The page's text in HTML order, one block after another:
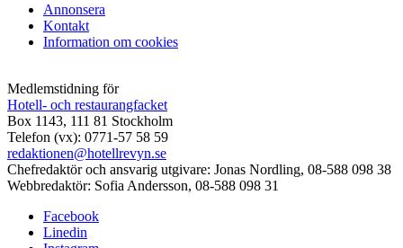
Annonsera
Kontakt
Information om cookies
Medlemstidning för
Hotell- och restaurangfacket
Box 1143, 111 81 Stockholm
Telefon (vx): 0771-57 58 59
redaktionen@hotellrevyn.se
Chefredaktör och ansvarig utgivare: Jonas Nordling, 08-588 098 38
Webbredaktör: Sofia Andersson, 08-588 098 31
Facebook
Linedin